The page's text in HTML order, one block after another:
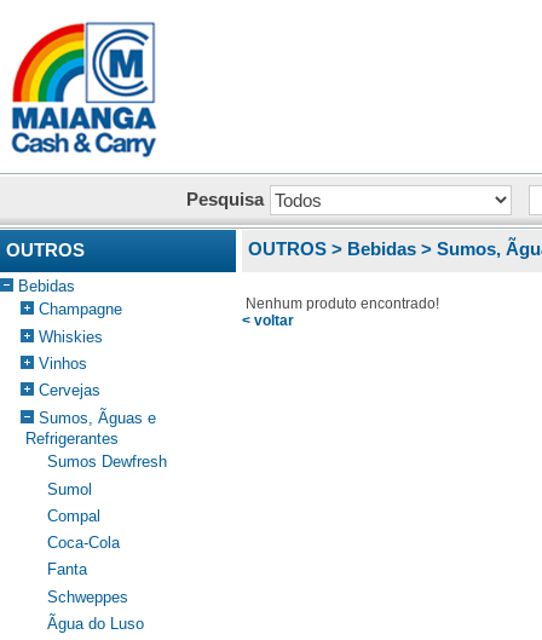
Pesquisa
OUTROS
Bebidas
Champagne
Whiskies
Vinhos
Cervejas
Sumos, Ãguas e
Refrigerantes
Sumos Dewfresh
Sumol
Compal
Coca-Cola
Fanta
Schweppes
Ãgua do Luso
OUTROS > Bebidas > Sumos,
Nenhum produto encontrado!
< voltar